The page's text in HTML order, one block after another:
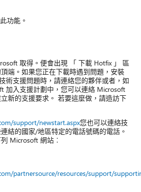
功能。
取得。便會出現 「 下載 Hotfix 」 區
端。如果您正在下載時遇到問題，安裝
術支援問題時，請連絡您的夥伴或者，如
加入支援計劃中，您可以連絡 Microsoft
新的支援要求。 若要這麼做，請造訪下
support/newstart.aspx您也可以連絡技
結的國家/地區特定的電話號碼的電話。
Microsoft 網站︰
partnersource/resources/support/